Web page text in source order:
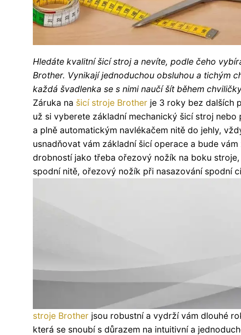
Hledáte kvalitní šicí stroj a nevíte, podle čeho
Brother. Vynikají jednoduchou obsluhou a tichým
každá švadlenka se s nimi naučí šít během
Záruka na šicí stroje Brother je 3 roky bez dalších
už si vyberete základní mechanický šicí stroj
a plně automatickým navlékačem nitě do jehly,
usnadňovat vám základní šicí operace a bude
drobností jako třeba ořezový nožík na boku
spodní nitě, ořezový nožík při nasazování spodní
stroje Brother jsou robustní a vydrží vám dlouhé
která se snoubí s důrazem na intuitivní a